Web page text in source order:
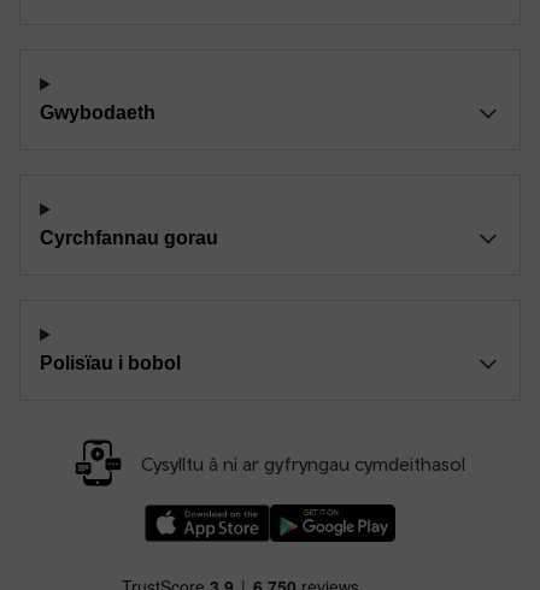
Gwybodaeth
Cyrchfannau gorau
Polisïau i bobol
Cysylltu â ni ar gyfryngau cymdeithasol